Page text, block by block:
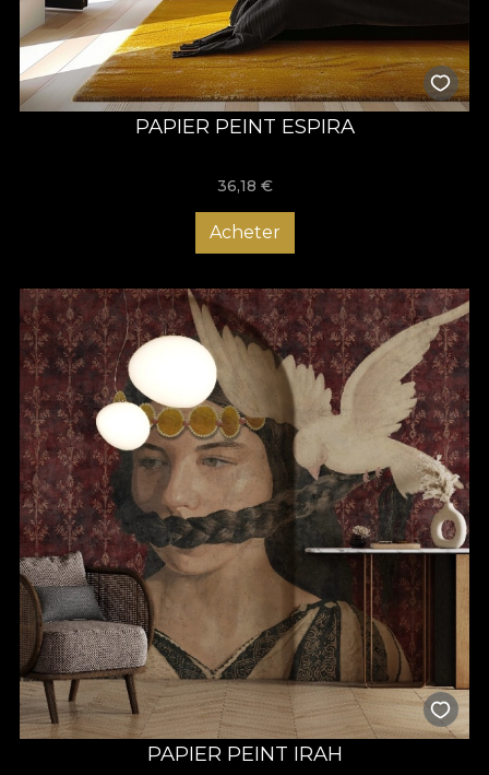
PAPIER PEINT ESPIRA
36,18 €
Acheter
PAPIER PEINT IRAH